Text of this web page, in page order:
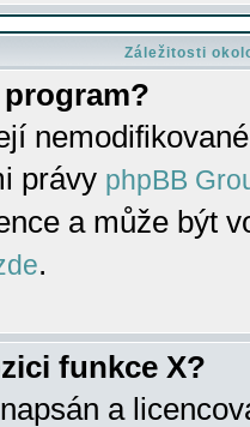
Záležitosti
právy phpBB
a může být
.
funkce X?
a